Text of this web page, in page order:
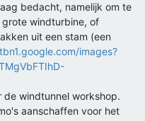
bedacht, namelijk om te
windturbine, of
uit een stam (een
images?
de windtunnel workshop.
aanschaffen voor het